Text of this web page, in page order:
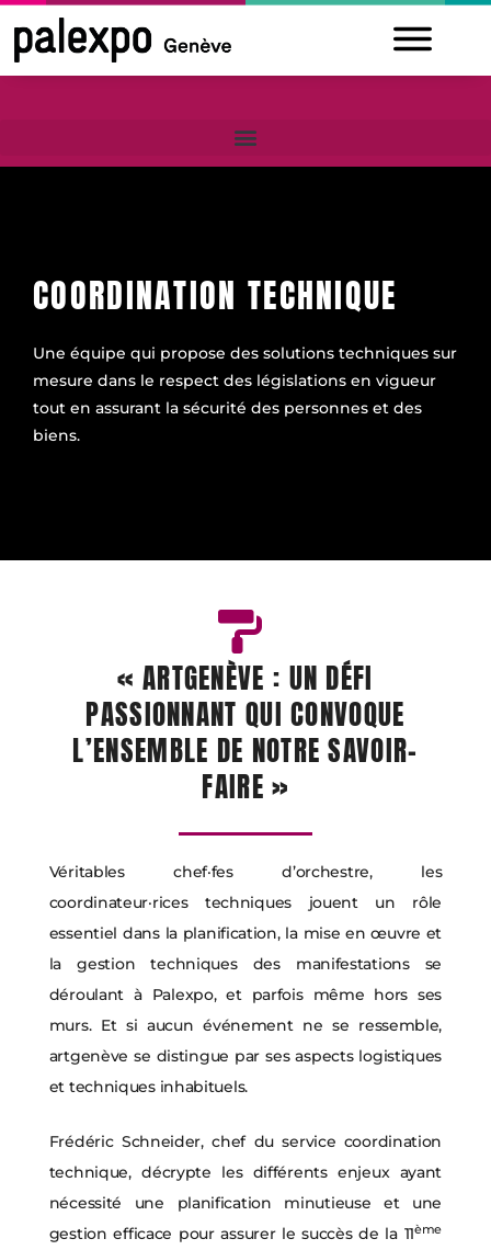
Skip
content
COORDINATION TECHNIQUE
Une équipe qui propose des solutions techniques sur
mesure dans le respect des législations en vigueur
tout en assurant la sécurité des personnes et des
biens.
« ARTGENÈVE : UN DÉFI
PASSIONNANT QUI CONVOQUE
L’ENSEMBLE DE NOTRE SAVOIR-
FAIRE »
Véritables chef·fes d’orchestre, les
coordinateur·rices techniques jouent un rôle
essentiel dans la planification, la mise en œuvre et
la gestion techniques des manifestations se
déroulant à Palexpo, et parfois même hors ses
murs. Et si aucun événement ne se ressemble,
artgenève se distingue par ses aspects logistiques
et techniques inhabituels.
Frédéric Schneider, chef du service coordination
technique, décrypte les différents enjeux ayant
nécessité une planification minutieuse et une
gestion efficace pour assurer le succès de la 11ème